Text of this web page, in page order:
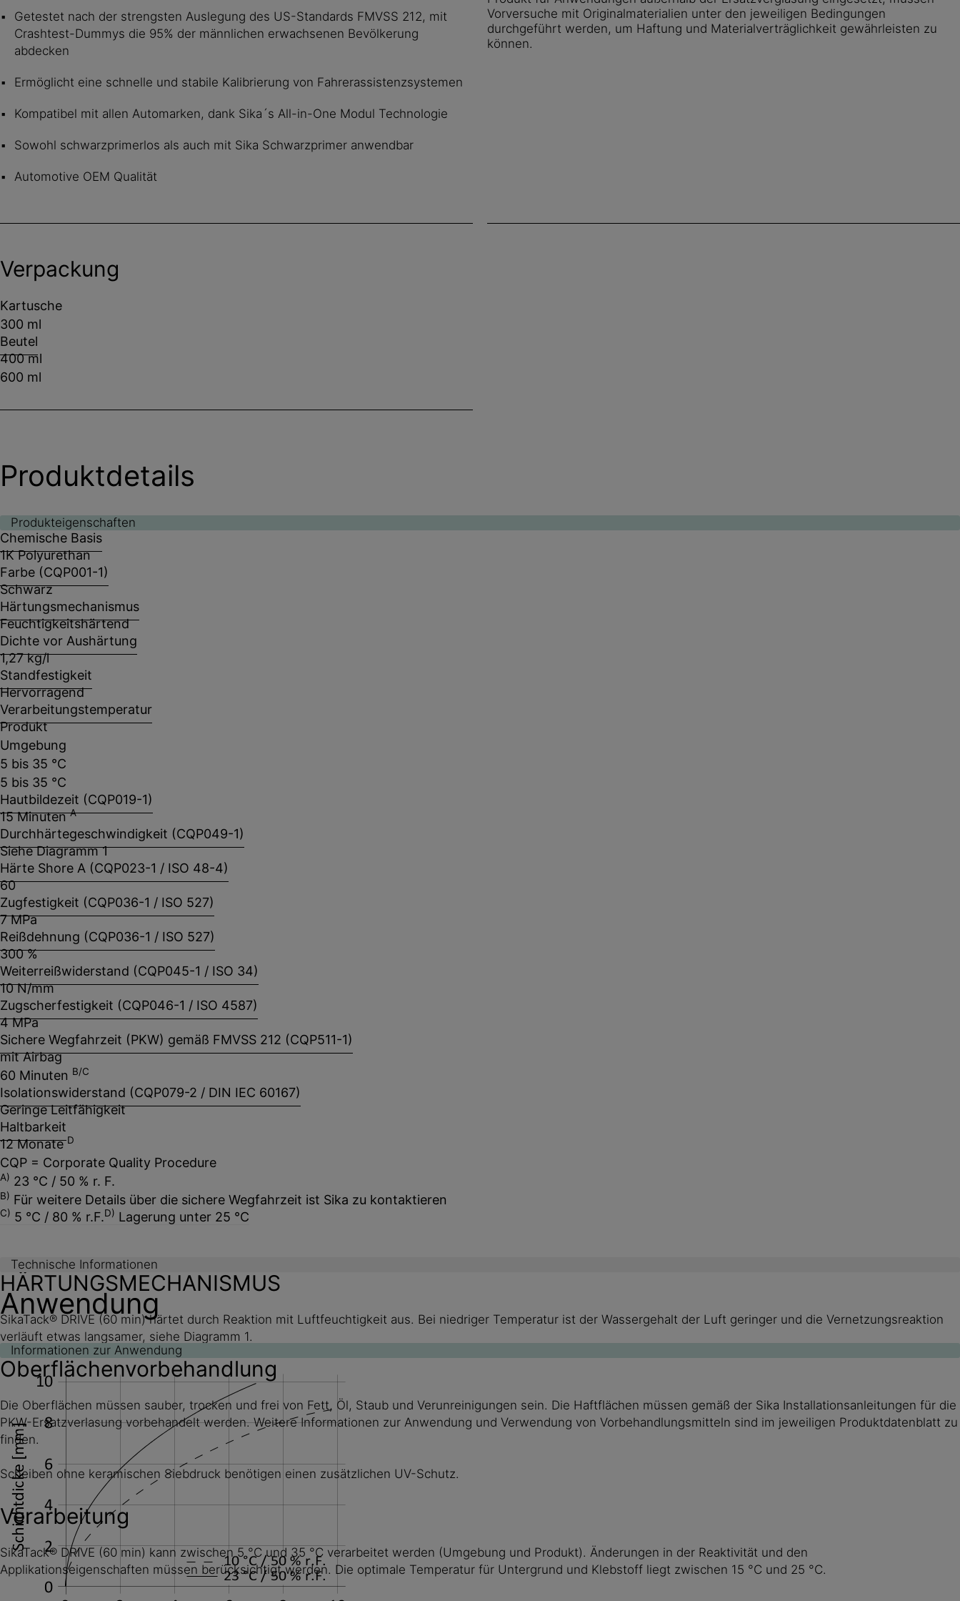
Getestet nach der strengsten Auslegung des US-Standards FMVSS 212, mit
Crashtest-Dummys die 95% der männlichen erwachsenen Bevölkerung
abdecken
Ermöglicht eine schnelle und stabile Kalibrierung von Fahrerassistenzsystemen
Kompatibel mit allen Automarken, dank Sika´s All-in-One Modul Technologie
Sowohl schwarzprimerlos als auch mit Sika Schwarzprimer anwendbar
Automotive OEM Qualität
Vorversuche mit Originalmaterialien unter den jeweiligen Bedingungen
durchgeführt werden, um Haftung und Materialverträglichkeit gewährleisten zu
können.
Verpackung
Kartusche
300 ml
Beutel
400 ml
600 ml
Produktdetails
Produkteigenschaften
Chemische Basis
1K Polyurethan
Farbe (CQP001-1)
Schwarz
Härtungsmechanismus
Feuchtigkeitshärtend
Dichte vor Aushärtung
1,27 kg/l
Standfestigkeit
Hervorragend
Verarbeitungstemperatur
Produkt
Umgebung
5 bis 35 °C
5 bis 35 °C
Hautbildezeit (CQP019-1)
15 MinutenA
Durchhärtegeschwindigkeit (CQP049-1)
Siehe Diagramm 1
Härte Shore A (CQP023-1 / ISO 48-4)
60
Zugfestigkeit (CQP036-1 / ISO 527)
7 MPa
Reißdehnung (CQP036-1 / ISO 527)
300 %
Weiterreißwiderstand (CQP045-1 / ISO 34)
10 N/mm
Zugscherfestigkeit (CQP046-1 / ISO 4587)
4 MPa
Sichere Wegfahrzeit (PKW) gemäß FMVSS 212 (CQP511-1)
mit Airbag
60 Minuten B/C
Isolationswiderstand (CQP079-2 / DIN IEC 60167)
Geringe Leitfähigkeit
Haltbarkeit
12 MonateD
CQP = Corporate Quality Procedure
A) 23 °C / 50 % r. F.
B) Für weitere Details über die sichere Wegfahrzeit ist Sika zu kontaktieren
C) 5 °C / 80 % r.F.D) Lagerung unter 25 °C
Technische Informationen
HÄRTUNGSMECHANISMUS
SikaTack® DRIVE (60 min) härtet durch Reaktion mit Luftfeuchtigkeit aus. Bei niedriger Temperatur ist der Wassergehalt der Luft geringer und die Vernetzungsreaktion
verläuft etwas langsamer, siehe Diagramm 1.
Anwendung
Informationen zur Anwendung
Oberflächenvorbehandlung
Die Oberflächen müssen sauber, trocken und frei von Fett, Öl, Staub und Verunreinigungen sein. Die Haftflächen müssen gemäß der Sika Installationsanleitungen für die
PKW-Ersatzverlasung vorbehandelt werden. Weitere Informationen zur Anwendung und Verwendung von Vorbehandlungsmitteln sind im jeweiligen Produktdatenblatt zu
finden.
Scheiben ohne keramischen Siebdruck benötigen einen zusätzlichen UV-Schutz.
Verarbeitung
SikaTack® DRIVE (60 min) kann zwischen 5 °C und 35 °C verarbeitet werden (Umgebung und Produkt). Änderungen in der Reaktivität und den
Applikationseigenschaften müssen berücksichtigt werden. Die optimale Temperatur für Untergrund und Klebstoff liegt zwischen 15 °C und 25 °C.